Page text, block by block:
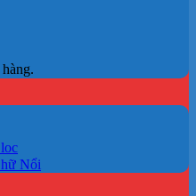
Nổi